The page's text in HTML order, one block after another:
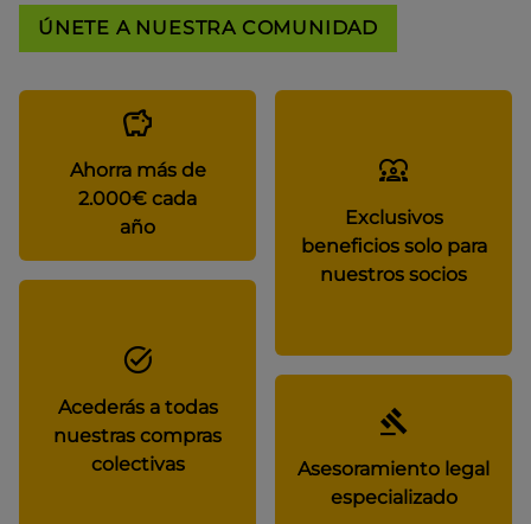
ÚNETE A NUESTRA COMUNIDAD
Ahorra más de
2.000€ cada
año
Exclusivos
beneficios solo para
nuestros socios
Acederás a todas
nuestras compras
colectivas
Asesoramiento legal
especializado